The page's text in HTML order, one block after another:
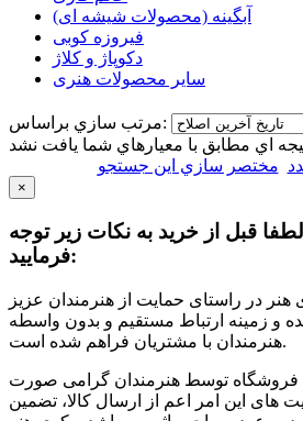
آبگینه (محصولات شیشه ای)
فیروزه کوبی
دکوپاژ و کلاژ
سایر محصولات هنری
مرتب سازي براساس:
مختصر سازي اين جستجو
×
قبل از خرید به نکات زیر توجه
فرمایید:
هنر در راستای حمایت از هنرمندان عزیز
و زمینه ارتباط مستقیم و بدون واسطه
هنرمندان با مشتریان فراهم شده است.
فروشگاه توسط هنرمندان گرامی صورت
های این امر اعم از ارسال کالا، تضمین